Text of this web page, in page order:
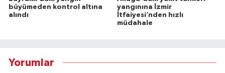
büyümeden kontrol altına
alındı
yangınına İzmir
İtfaiyesi’nden hızlı
müdahale
Yorumlar